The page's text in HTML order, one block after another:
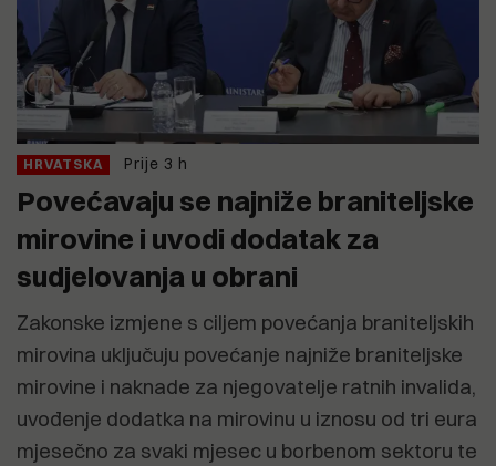
HRVATSKA Prije 3 h
Povećavaju se najniže braniteljske
mirovine i uvodi dodatak za
sudjelovanja u obrani
Zakonske izmjene s ciljem povećanja braniteljskih
mirovina uključuju povećanje najniže braniteljske
mirovine i naknade za njegovatelje ratnih invalida,
uvođenje dodatka na mirovinu u iznosu od tri eura
mjesečno za svaki mjesec u borbenom sektoru te